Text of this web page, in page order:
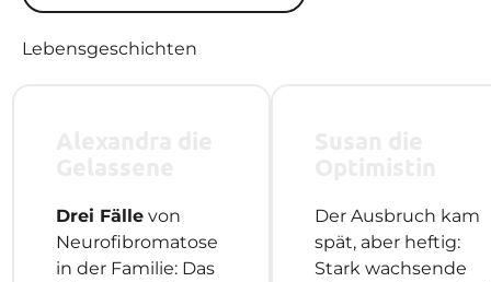
Lebensgeschichten
Drei Fällevon
Neurofibromatose
in der Familie: Das
Der Ausbruch kam
spät, aber heftig:
Stark wachsende